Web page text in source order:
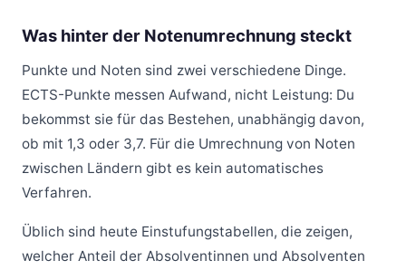
Was hinter der Notenumrechnung steckt
Punkte und Noten sind zwei verschiedene Dinge.
ECTS-Punkte messen Aufwand, nicht Leistung: Du
bekommst sie für das Bestehen, unabhängig davon,
ob mit 1,3 oder 3,7. Für die Umrechnung von Noten
zwischen Ländern gibt es kein automatisches
Verfahren.
Üblich sind heute Einstufungstabellen, die zeigen,
welcher Anteil der Absolventinnen und Absolventen